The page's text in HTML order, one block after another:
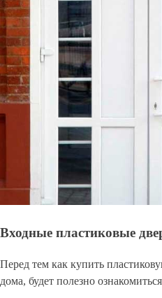
Входные пластиковые
Перед тем как купить
дома, будет полезно